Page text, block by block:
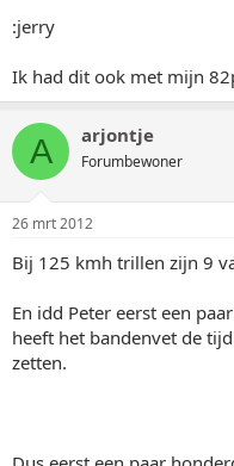
:jerry
Ik had dit ook met mijn
A arjontje
Forumbewoner
26 mrt 2012
Bij 125 kmh trillen zijn 9
En idd Peter eerst een
heeft het bandenvet de
zetten.